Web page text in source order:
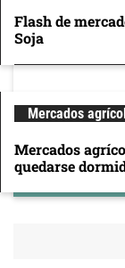
Flash de
Soja
Mercados
Mercados
quedarse